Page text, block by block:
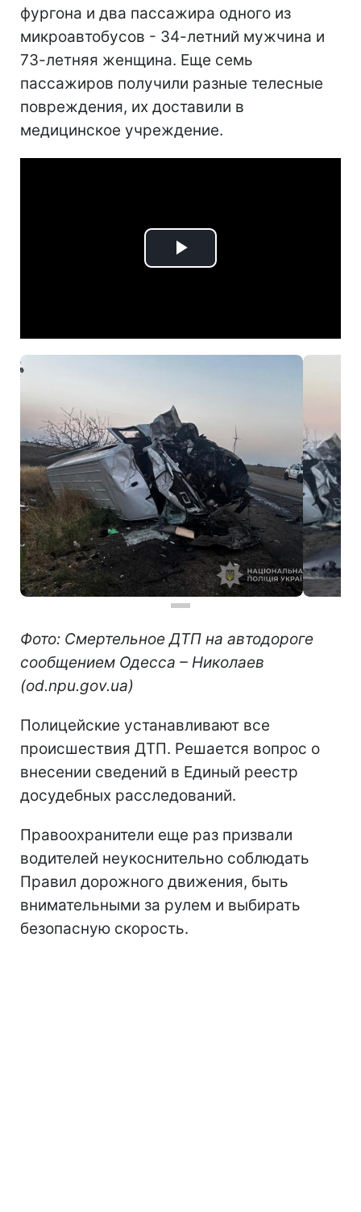
фургона и два пассажира одного из
микроавтобусов - 34-летний мужчина и
73-летняя женщина. Еще семь
пассажиров получили разные телесные
повреждения, их доставили в
медицинское учреждение.
Play
Фото: Смертельное ДТП на автодороге
сообщением Одесса – Николаев
(od.npu.gov.ua)
Полицейские устанавливают все
происшествия ДТП. Решается вопрос о
внесении сведений в Единый реестр
досудебных расследований.
Правоохранители еще раз призвали
водителей неукоснительно соблюдать
Правил дорожного движения, быть
внимательными за рулем и выбирать
безопасную скорость.